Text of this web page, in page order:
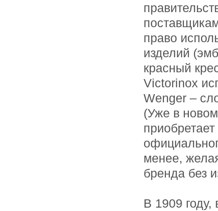
право
изделий
красный
Victorinox
Wenger –
(Уже в
менее,
бренда без
В 1909 году,